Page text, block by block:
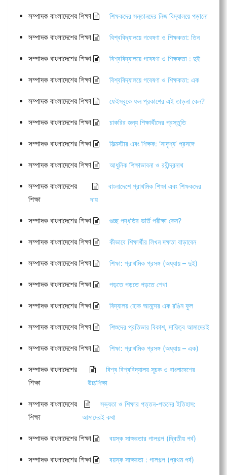
সম্পাদক বাংলাদেশের শিক্ষা শিক্ষকদের সন্তানদের নিজ বিদ্যালয়ে পড়ানো
সম্পাদক বাংলাদেশের শিক্ষা বিশ্ববিদ্যালয়ে গবেষণা ও শিক্ষকতা: তিন
সম্পাদক বাংলাদেশের শিক্ষা বিশ্ববিদ্যালয়ে গবেষণা ও শিক্ষকতা : দুই
সম্পাদক বাংলাদেশের শিক্ষা বিশ্ববিদ্যালয়ে গবেষণা ও শিক্ষকতা: এক
সম্পাদক বাংলাদেশের শিক্ষা ফেইসবুকে ফল প্রকাশের এই তাড়না কেন?
সম্পাদক বাংলাদেশের শিক্ষা চাকরির জন্য শিক্ষার্থীদের প্রস্তুতি
সম্পাদক বাংলাদেশের শিক্ষা ফিল্মস্টার এবং শিক্ষক: ‘সাদৃশ্য’ প্রসঙ্গে
সম্পাদক বাংলাদেশের শিক্ষা আধুনিক শিক্ষাভাবনা ও রবীন্দ্রনাথ
সম্পাদক বাংলাদেশের
শিক্ষা
বাংলাদেশে প্রাথমিক শিক্ষা এবং শিক্ষকদের
দায়
সম্পাদক বাংলাদেশের শিক্ষা গুচ্ছ পদ্ধতির ভর্তি পরীক্ষা কেন?
সম্পাদক বাংলাদেশের শিক্ষা কীভাবে শিক্ষার্থীর লিখন দক্ষতা বাড়াবেন
সম্পাদক বাংলাদেশের শিক্ষা শিক্ষা: প্রাথমিক প্রসঙ্গ (অধ্যায় – দুই)
সম্পাদক বাংলাদেশের শিক্ষা পড়তে পড়তে পড়তে শেখা
সম্পাদক বাংলাদেশের শিক্ষা বিদ্যালয় হোক আনন্দের এক রঙিন ফুল
সম্পাদক বাংলাদেশের শিক্ষা শিশুদের প্রতিভার বিকাশ, দায়িত্ব আমাদেরই
সম্পাদক বাংলাদেশের শিক্ষা শিক্ষা: প্রাথমিক প্রসঙ্গ (অধ্যায় – এক)
সম্পাদক বাংলাদেশের
শিক্ষা
বিশ্ব বিশ্ববিদ্যালয় সূচক ও বাংলাদেশের
উচ্চশিক্ষা
সম্পাদক বাংলাদেশের
শিক্ষা
সভ্যতা ও শিক্ষার পত্তন-পতনের ইতিহাস:
আমাদেরই কথা
সম্পাদক বাংলাদেশের শিক্ষা বয়স্ক সাক্ষরতার গালগল্প (দ্বিতীয় পর্ব)
সম্পাদক বাংলাদেশের শিক্ষা বয়স্ক সাক্ষরতা : গালগল্প (প্রথম পর্ব)